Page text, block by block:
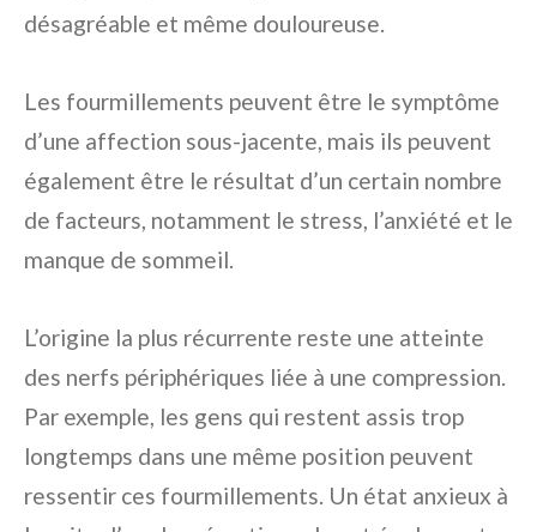
désagréable et même douloureuse.
Les fourmillements peuvent être le symptôme
d’une affection sous-jacente, mais ils peuvent
également être le résultat d’un certain nombre
de facteurs, notamment le stress, l’anxiété et le
manque de sommeil.
L’origine la plus récurrente reste une atteinte
des nerfs périphériques liée à une compression.
Par exemple, les gens qui restent assis trop
longtemps dans une même position peuvent
ressentir ces fourmillements. Un état anxieux à